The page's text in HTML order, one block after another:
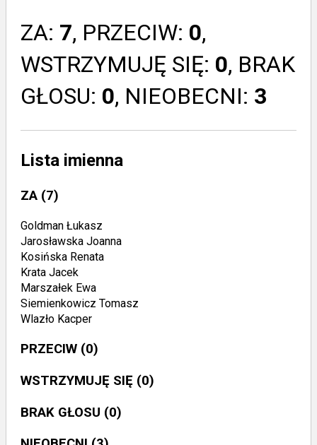
ZA: 7, PRZECIW: 0,
WSTRZYMUJĘ SIĘ: 0, BRAK
GŁOSU: 0, NIEOBECNI: 3
Lista imienna
ZA (7)
Goldman Łukasz
Jarosławska Joanna
Kosińska Renata
Krata Jacek
Marszałek Ewa
Siemienkowicz Tomasz
Wlazło Kacper
PRZECIW (0)
WSTRZYMUJĘ SIĘ (0)
BRAK GŁOSU (0)